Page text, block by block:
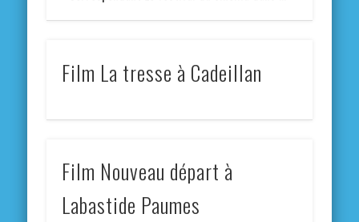
Film La tresse à Cadeillan
Film Nouveau départ à
Labastide Paumes